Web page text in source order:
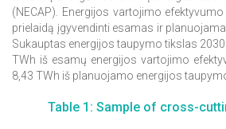
(NECAP). Energijos vartojimo
prielaidą įgyvendinti esamas ir
Sukauptas energijos taupymo tikslas
TWh iš esamų energijos vartojimo
8,43 TWh iš planuojamo energijos
Table 1: Sample of cross-